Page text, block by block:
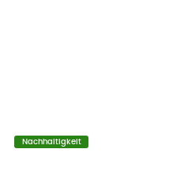
Nachhaltigkeit